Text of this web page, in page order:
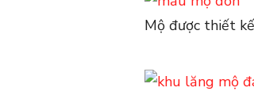
Mộ được thiết